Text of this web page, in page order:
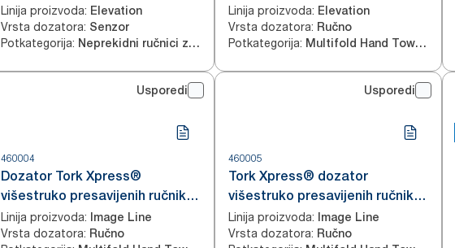
Linija proizvoda: Elevation
Vrsta dozatora: Senzor
Potkategorija: Neprekidni ručnici za ruke
za ruke za pult
Linija proizvoda: Elevation
Vrsta dozatora: Ručno
Potkategorija: Multifold Hand Towels
Usporedi
460004
Dozator Tork Xpress®
višestruko presavijenih ručnika
za ruke
Linija proizvoda: Image Line
Vrsta dozatora: Ručno
Usporedi
460005
Tork Xpress® dozator
višestruko presavijenih ručnika
za ruke za pult
Linija proizvoda: Image Line
Vrsta dozatora: Ručno